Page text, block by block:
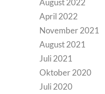
August 2022
April 2022
November 2021
August 2021
Juli 2021
Oktober 2020
Juli 2020